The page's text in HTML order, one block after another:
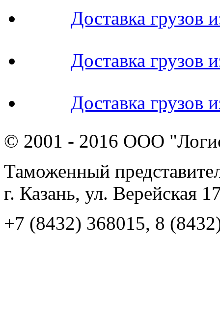
Доставка грузов
Доставка грузов
Доставка грузов
© 2001 - 2016 ООО
Таможенный
г. Казань, ул. Верейская
+7 (8432) 368015, 8